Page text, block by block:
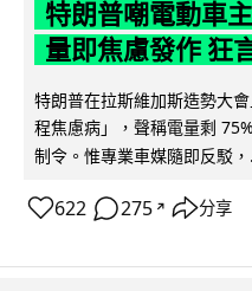
特朗普嘲電動車
量即焦慮發作 狂
特朗普在拉斯維加斯造勢大
程焦慮病」，聲稱電量剩
制令。惟專業車媒隨即反駁
622 275 ↗ 分享